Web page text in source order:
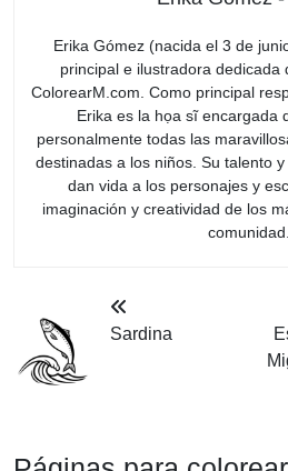
Erika Gómez (nacida el 3 de
principal e ilustradora dedicada
ColorearM.com. Como principal
Erika es la họa sĩ encargada
personalmente todas las
destinadas a los niños. Su talento
dan vida a los personajes y
imaginación y creatividad de los
comunidad.
Sardina